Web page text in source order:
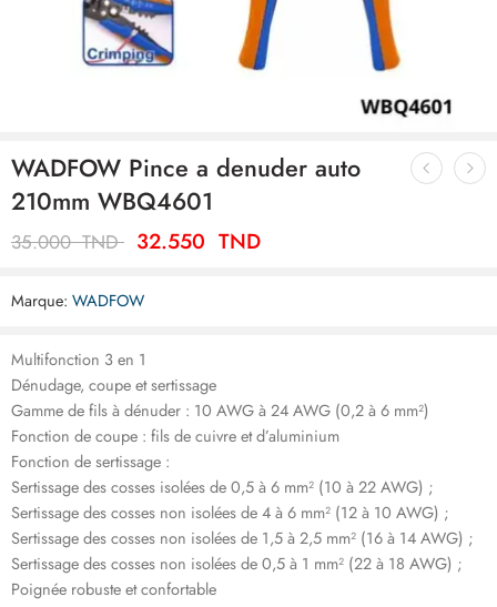
WADFOW Pince a denuder auto
210mm WBQ4601
35.000TND 32.550 TND
Marque: WADFOW
Multifonction 3 en 1
Dénudage, coupe et sertissage
Gamme de fils à dénuder : 10 AWG à 24 AWG (0,2 à 6 mm²)
Fonction de coupe : fils de cuivre et d’aluminium
Fonction de sertissage :
Sertissage des cosses isolées de 0,5 à 6 mm² (10 à 22 AWG) ;
Sertissage des cosses non isolées de 4 à 6 mm² (12 à 10 AWG) ;
Sertissage des cosses non isolées de 1,5 à 2,5 mm² (16 à 14 AWG) ;
Sertissage des cosses non isolées de 0,5 à 1 mm² (22 à 18 AWG) ;
Poignée robuste et confortable